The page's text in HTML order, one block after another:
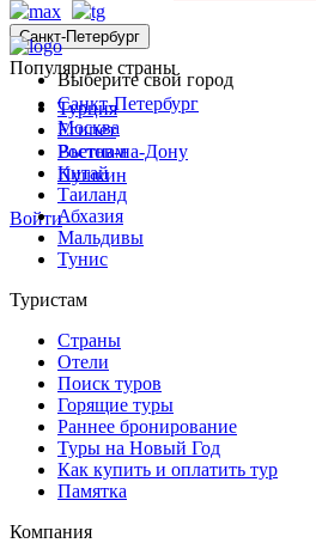
Санкт-Петербург
Выберите свой город
Санкт-Петербург
Москва
Ростов-на-Дону
Пушкин
Войти
Популярные страны
Турция
Египет
Вьетнам
Китай
Таиланд
Абхазия
Мальдивы
Тунис
Туристам
Страны
Отели
Поиск туров
Горящие туры
Раннее бронирование
Туры на Новый Год
Как купить и оплатить тур
Памятка
Компания